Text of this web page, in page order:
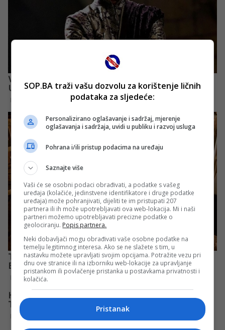
SOP.BA traži vašu dozvolu za korištenje ličnih
podataka za sljedeće:
Personalizirano oglašavanje i sadržaj, mjerenje
oglašavanja i sadržaja, uvidi u publiku i razvoj usluga
Pohrana i/ili pristup podacima na uređaju
Saznajte više
Vaši će se osobni podaci obrađivati, a podatke s vašeg
uređaja (kolačiće, jedinstvene identifikatore i druge podatke
uređaja) može pohranjivati, dijeliti te im pristupati 207
partnera ili ih može upotrebljavati ova web-lokacija. Mi i naši
partneri možemo upotrebljavati precizne podatke o
geolociranju. Popis partnera.
Neki dobavljači mogu obrađivati vaše osobne podatke na
temelju legitimnog interesa. Ako se ne slažete s tim, u
nastavku možete upravljati svojim opcijama. Potražite vezu pri
dnu ove stranice ili na izborniku web-lokacije za upravljanje
pristankom ili povlačenje pristanka u postavkama privatnosti i
kolačića.
Pristanak